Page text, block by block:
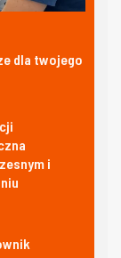
dla twojego
i